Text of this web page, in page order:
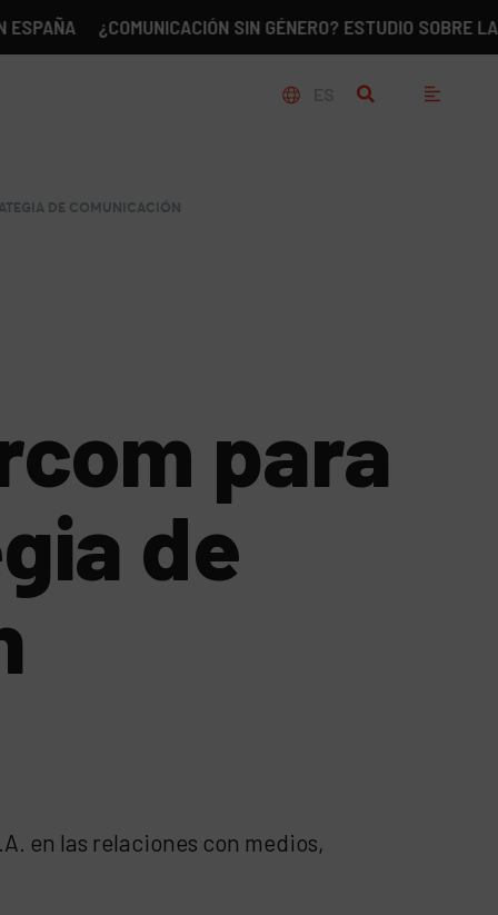
¿COMUNICACIÓN SIN GÉNERO? ESTUDIO SOBRE LA
DE COMUNICACIÓN
para
de
en las relaciones con medios,